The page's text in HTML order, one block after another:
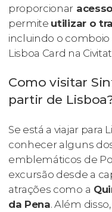
proporcionar
permite utilizar o
incluindo o comboio
Lisboa Card na
Como visitar
partir de
Se está a viajar
conhecer alguns
emblemáticos de
excursão desde a
atrações como a
da Pena. Além